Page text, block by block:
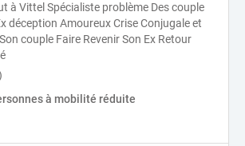
à Vittel Spécialiste problème Des couple
déception Amoureux Crise Conjugale et
couple Faire Revenir Son Ex Retour
à mobilité réduite